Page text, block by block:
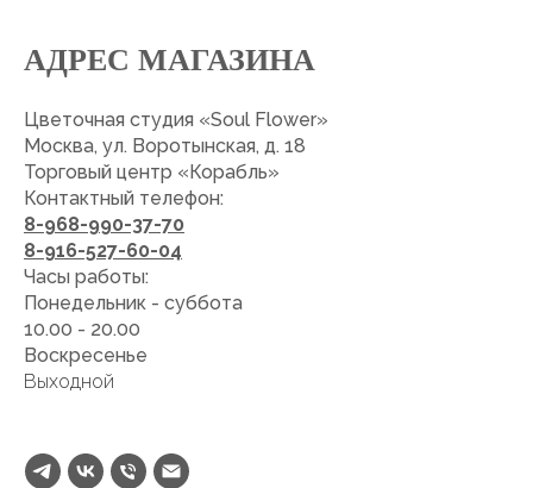
АДРЕС МАГАЗИНА
Цветочная студия «Soul Flower»
Москва, ул. Воротынская, д. 18
Торговый центр «Корабль»
Контактный телефон:
8-968-990-37-70
8-916-527-60-04
Часы работы:
Понедельник - суббота
10.00 - 20.00
Воскресенье
Выходной